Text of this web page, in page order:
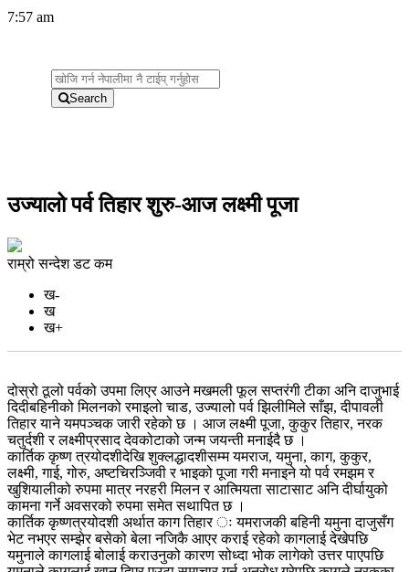
7:57 am
Search
उज्यालो पर्व तिहार शुरु-आज लक्ष्मी पूजा
राम्रो सन्देश डट कम
ख-
ख
ख+
दोस्रो ठूलो पर्वको उपमा लिएर आउने मखमली फूल सप्तरंगी टीका अनि दाजुभाई
दिदीबहिनीको मिलनको रमाइलो चाड, उज्यालो पर्व झिलीमिले साँझ, दीपावली
तिहार याने यमपञ्चक जारी रहेको छ । आज लक्ष्मी पूजा, कुकुर तिहार, नरक
चतुर्दशी र लक्ष्मीप्रसाद देवकोटाको जन्म जयन्ती मनाईदै छ ।
कार्तिक कृष्ण त्रयोदशीदेखि शुक्लद्धादशीसम्म यमराज, यमुना, काग, कुकुर,
लक्ष्मी, गाई, गोरु, अष्टचिरञ्जिवी र भाइको पूजा गरी मनाइने यो पर्व रमझम र
खुशियालीको रुपमा मात्र नरहरी मिलन र आत्मियता साटासाट अनि दीर्घायुको
कामना गर्ने अवसरको रुपमा समेत सथापित छ ।
कार्तिक कृष्णत्रयोदशी अर्थात काग तिहार ः यमराजकी बहिनी यमुना दाजुसँग
भेट नभएर सम्झेर बसेको बेला नजिकै आएर कराई रहेको कागलाई देखेपछि
यमुनाले कागलाई बोलाई कराउनुको कारण सोध्दा भोक लागेको उत्तर पाएपछि